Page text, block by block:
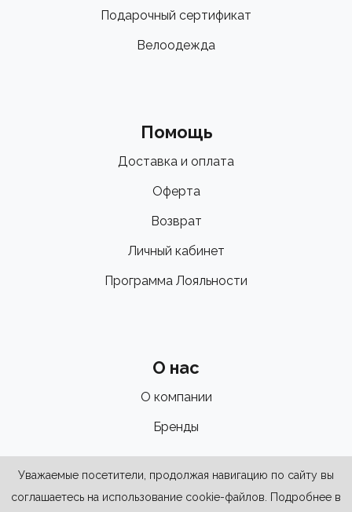
Подарочный сертификат
Велоодежда
Помощь
Доставка и оплата
Оферта
Возврат
Личный кабинет
Программа Лояльности
О нас
О компании
Бренды
Уважаемые посетители, продолжая навигацию по сайту вы
соглашаетесь на использование cookie-файлов. Подробнее в